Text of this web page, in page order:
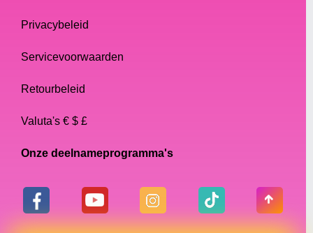
Privacybeleid
Servicevoorwaarden
Retourbeleid
Valuta's € $ £
Onze deelnameprogramma's